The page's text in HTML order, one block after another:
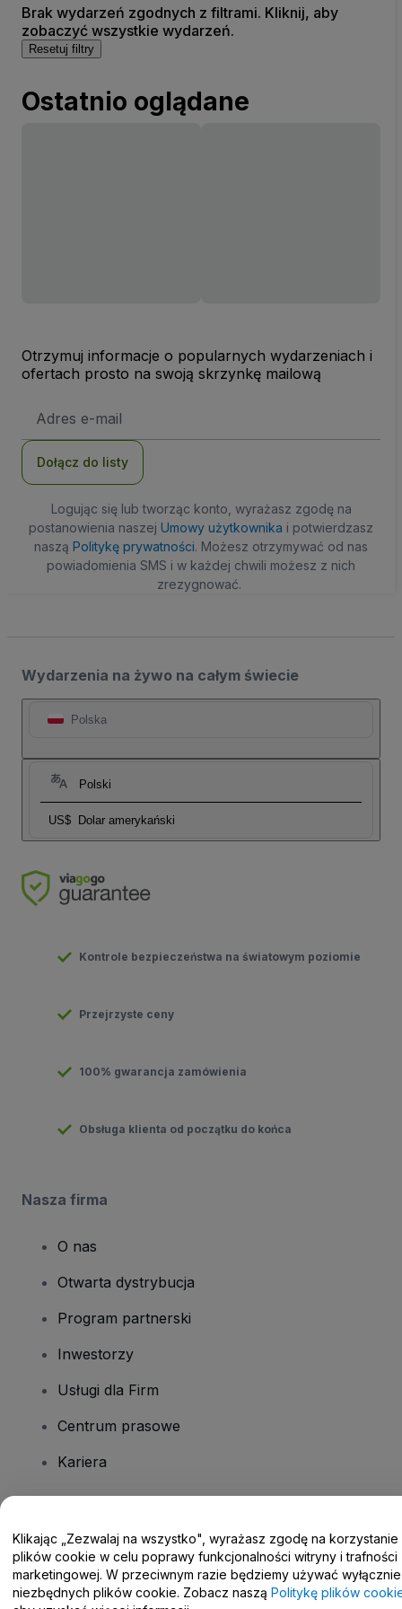
Brak wydarzeń zgodnych z filtrami. Kliknij, aby
zobaczyć wszystkie wydarzeń.
Resetuj filtry
Ostatnio oglądane
Otrzymuj informacje o popularnych wydarzeniach i
ofertach prosto na swoją skrzynkę mailową
e-
Dołącz do listy
Logując się lub tworząc konto, wyrażasz zgodę na
postanowienia naszej Umowy użytkownika i potwierdzasz
naszą Politykę prywatności. Możesz otrzymywać od nas
powiadomienia SMS i w każdej chwili możesz z nich
zrezygnować.
Wydarzenia na żywo na całym świecie
Polska
Polski
US$ Dolar amerykański
Kontrole bezpieczeństwa na światowym poziomie
Przejrzyste ceny
100% gwarancja zamówienia
Obsługa klienta od początku do końca
Nasza firma
O nas
Otwarta dystrybucja
Program partnerski
Inwestorzy
Usługi dla Firm
Centrum prasowe
Kariera
Centrum pomocy / Skontaktuj się z nami
Klikając „Zezwalaj na wszystko", wyrażasz zgodę na korzystanie
plików cookie w celu poprawy funkcjonalności witryny i trafności
marketingowej. W przeciwnym razie będziemy używać wyłącznie
niezbędnych plików cookie. Zobacz naszą Politykę plików